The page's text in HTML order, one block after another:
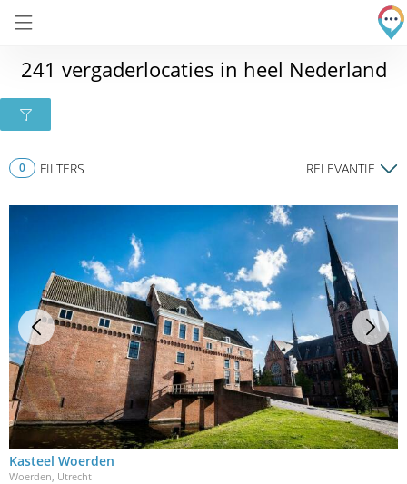
241 vergaderlocaties in heel Nederland
0 FILTERS RELEVANTIE
Kasteel Woerden
Woerden, Utrecht